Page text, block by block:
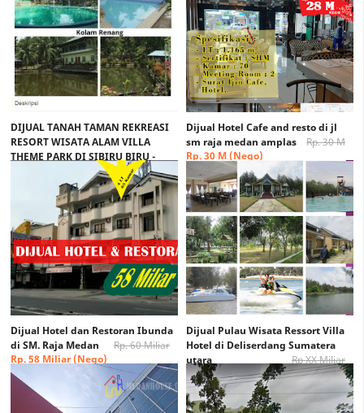
DIJUAL TANAH TAMAN REKREASI
RESORT WISATA ALAM VILLA
THEME PARK DI SIBIRU BIRU -
Rp.16 Miliar
Rp. 15 Miliar
Dijual Hotel Cafe and resto di jl
sm raja medan amplas
Rp. 30 M
Rp. 30 M (Nego)
Dijual Hotel dan Restoran Ibunda
di SM. Raja Medan
Rp. 60 Miliar
Rp. 58 Miliar (Nego)
Dijual Pulau Wisata Ressort Villa
Hotel di Deliserdang Sumatera
utara
Rp XX Miliar
Rp XX Miliar